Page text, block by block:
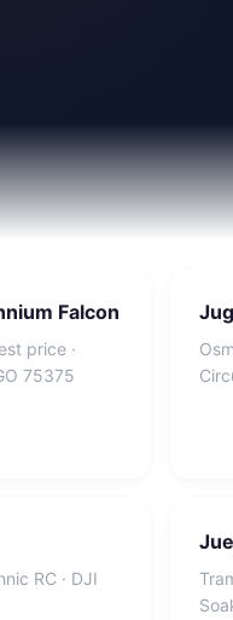
Falcon
price ·
75375
RC · DJI